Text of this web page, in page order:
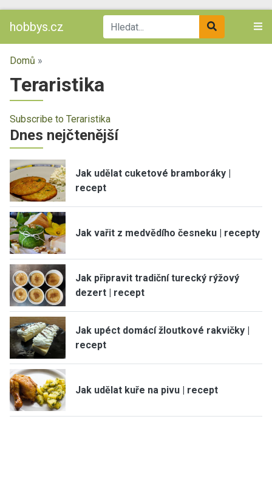
hobbys.cz
Domů »
Teraristika
Subscribe to Teraristika
Dnes nejčtenější
Jak udělat cuketové bramboráky |
recept
Jak vařit z medvědího česneku | recepty
Jak připravit tradiční turecký rýžový
dezert | recept
Jak upéct domácí žloutkové rakvičky |
recept
Jak udělat kuře na pivu | recept